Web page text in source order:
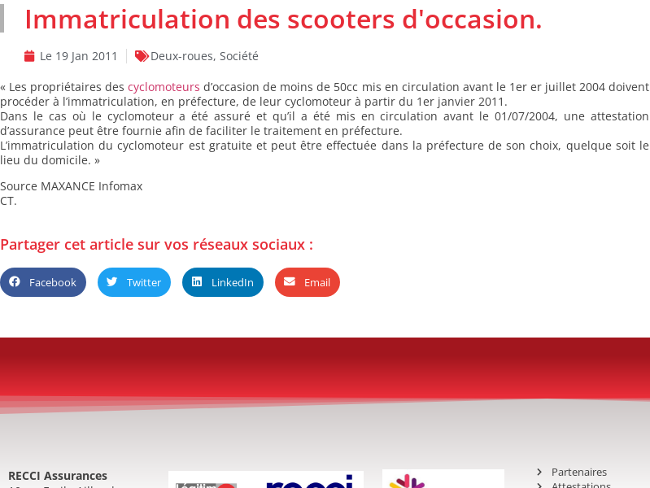
Immatriculation des scooters d'occasion.
Le 19 Jan 2011 Deux-roues, Société
« Les propriétaires des cyclomoteursd’occasion de moins de 50cc mis en circulation avant le 1er er juillet 2004 doivent
procéder à l’immatriculation, en préfecture, de leur cyclomoteur à partir du 1er janvier 2011.
Dans le cas où le cyclomoteur a été assuré et qu’il a été mis en circulation avant le 01/07/2004, une attestation
d’assurance peut être fournie afin de faciliter le traitement en préfecture.
L’immatriculation du cyclomoteur est gratuite et peut être effectuée dans la préfecture de son choix, quelque soit le
lieu du domicile. »
Source MAXANCE Infomax
CT.
Partager cet article sur vos réseaux sociaux :
Facebook Twitter LinkedIn Email
RECCI Assurances
Partenaires